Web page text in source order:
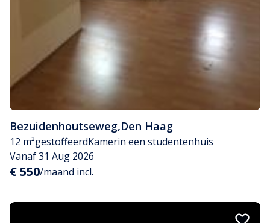
Bezuidenhoutseweg,Den Haag
12 m²gestoffeerdKamerin een studentenhuis
Vanaf 31 Aug 2026
€ 550/maand incl.